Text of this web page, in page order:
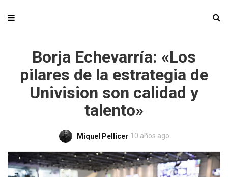
Borja Echevarría: «Los
pilares de la estrategia de
Univision son calidad y
talento»
Miquel Pellicer 10 años ago